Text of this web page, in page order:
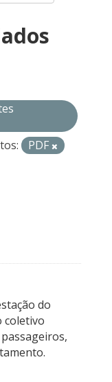
PDF
do
coletivo